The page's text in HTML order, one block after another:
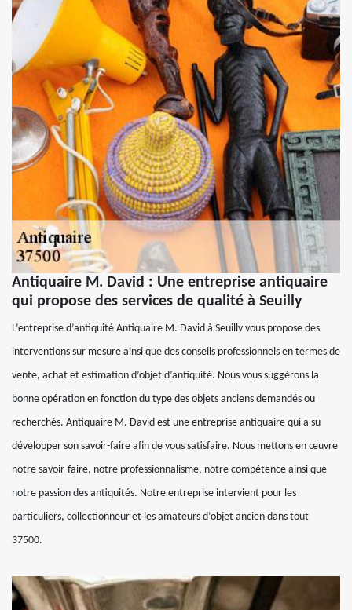
Antiquaire M. David : Une entreprise antiquaire
qui propose des services de qualité à Seuilly
L’entreprise d’antiquité Antiquaire M. David à Seuilly vous propose des
interventions sur mesure ainsi que des conseils professionnels en termes de
vente, achat et estimation d’objet d’antiquité. Nous vous suggérons la
bonne opération en fonction du type des objets anciens demandés ou
recherchés. Antiquaire M. David est une entreprise antiquaire qui a su
développer son savoir-faire afin de vous satisfaire. Nous mettons en œuvre
notre savoir-faire, notre professionnalisme, notre compétence ainsi que
notre passion des antiquités. Notre entreprise intervient pour les
particuliers, collectionneur et les amateurs d’objet ancien dans tout
37500.